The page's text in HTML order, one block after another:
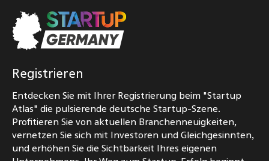
Registrieren
Entdecken Sie mit Ihrer Registrierung beim "Startup
Atlas" die pulsierende deutsche Startup-Szene.
Profitieren Sie von aktuellen Branchenneuigkeiten,
vernetzen Sie sich mit Investoren und Gleichgesinnten,
und erhöhen Sie die Sichtbarkeit Ihres eigenen